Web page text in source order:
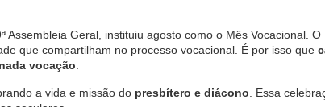
Assembleia Geral, instituiu agosto como o Mês Vocacional. O
que compartilham no processo vocacional. É por isso que
vocação
a vida e missão do presbítero e diácono . Essa